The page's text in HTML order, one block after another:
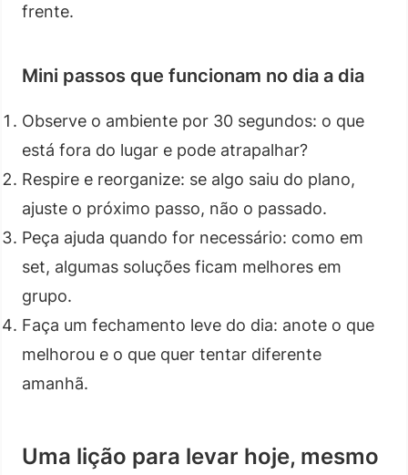
frente.
Mini passos que funcionam no dia a dia
Observe o ambiente por 30 segundos: o que
está fora do lugar e pode atrapalhar?
Respire e reorganize: se algo saiu do plano,
ajuste o próximo passo, não o passado.
Peça ajuda quando for necessário: como em
set, algumas soluções ficam melhores em
grupo.
Faça um fechamento leve do dia: anote o que
melhorou e o que quer tentar diferente
amanhã.
Uma lição para levar hoje, mesmo